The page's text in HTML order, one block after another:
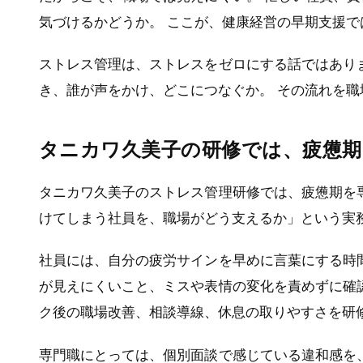
気づけるかどうか。 ここが、健康経営の早期支援
ストレス管理は、ストレスをゼロにする話ではあ
き、誰が声をかけ、どこにつなぐか。 その流れを
タニカワ久美子の研修では、疲憊
タニカワ久美子のストレス管理研修では、疲憊期
けてしまう社員を、職場がどう支えるか」という実
社員には、自分の疲労サインを早めに言葉にする
が見えにくいこと、ミスや表情の変化を責めずに
ク後の職場改善、相談導線、休息の取りやすさを
専門職にとっては、個別面談で感じている違和感